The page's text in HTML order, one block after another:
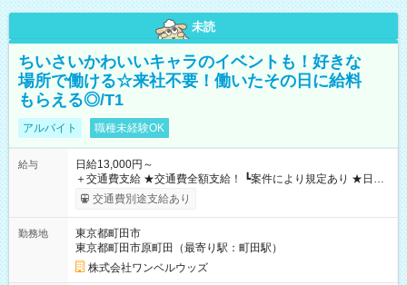
未読
ちいさいかわいいキャラのイベントも！好きな
場所で働ける☆来社不要！働いたその日に給料
もらえる◎/T1
アルバイト 職種未経験OK
給与
日給13,000円～
＋交通費支給 ★交通費全額支給！ ┗案件により規定あり ★日払
いOK！（規定あり） ┗働いたその日に現金GET♪ お仕事後はコ
ンビニATMから 日払い分を引き落とせます！ 【試用期間】試
交通費別途支給あり
勤務地
東京都町田市
東京都町田市原町田（最寄り駅：町田駅）
株式会社ワンベルウッズ